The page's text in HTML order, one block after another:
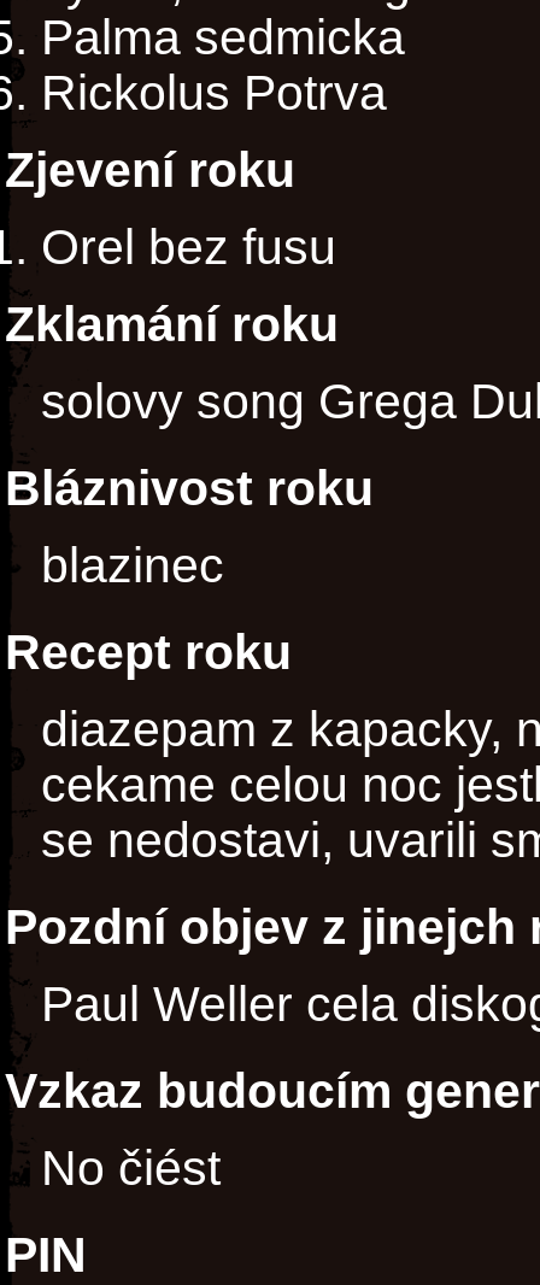
Palma sedmicka
Rickolus Potrva
Zjevení roku
Orel bez fusu
Zklamání roku
solovy song Grega
Bláznivost roku
blazinec
Recept roku
diazepam z kapacky,
cekame celou noc
se nedostavi, uvarili
Pozdní objev z jinejch
Paul Weller cela
Vzkaz budoucím
No čiést
PIN